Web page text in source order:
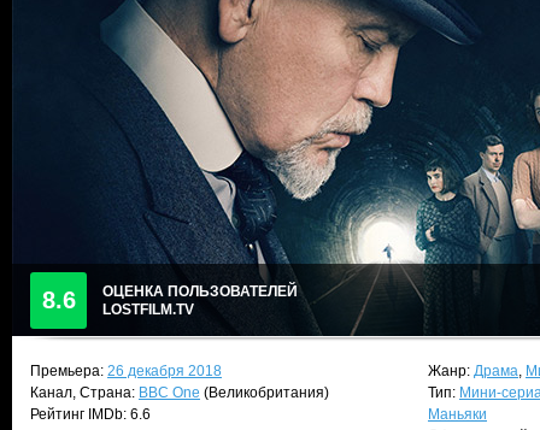
8.6
ОЦЕНКА ПОЛЬЗОВАТЕЛЕЙ
LOSTFILM.TV
Премьера: 26 декабря 2018
Канал, Страна: BBC One (Великобритания)
Рейтинг IMDb: 6.6
Жанр: Драма,
Тип: Мини-
Маньяки